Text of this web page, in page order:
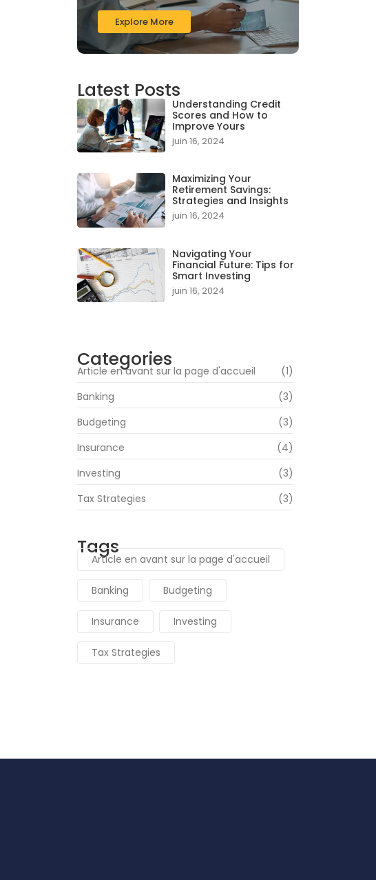
Explore More
Latest Posts
Understanding Credit
Scores and How to
Improve Yours
juin 16, 2024
Maximizing Your
Retirement Savings:
Strategies and Insights
juin 16, 2024
Navigating Your
Financial Future: Tips for
Smart Investing
juin 16, 2024
Categories
Article en avant sur la page d'accueil
(1)
Banking
(3)
Budgeting
(3)
Insurance
(4)
Investing
(3)
Tax Strategies
(3)
Tags
Article en avant sur la page d'accueil
Banking Budgeting
Insurance Investing
Tax Strategies